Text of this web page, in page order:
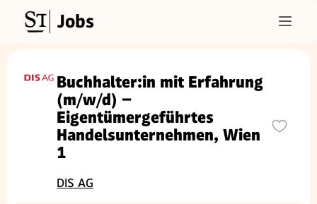
Jobs
Buchhalter:in mit Erfahrung
(m/w/d) –
Eigentümergeführtes
Handelsunternehmen, Wien
1
DIS AG